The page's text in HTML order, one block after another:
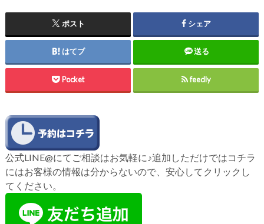
ポスト シェア
はてブ 送る
Pocket feedly
公式LINE@にてご相談はお気軽に♪追加しただけではコチラ
にはお客様の情報は分からないので、安心してクリックし
てください。